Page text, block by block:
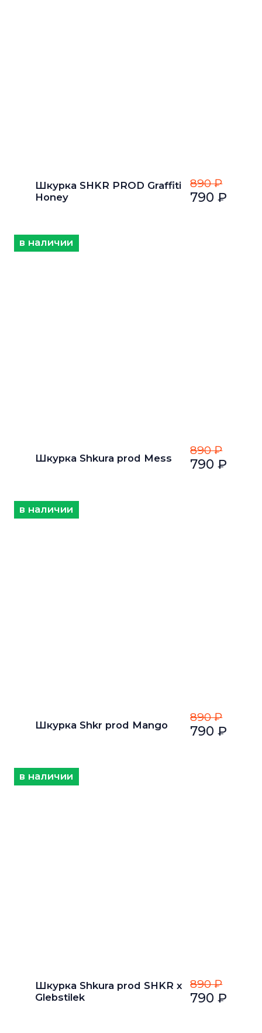
Шкурка SHKR PROD Graffiti
Honey
890 ₽
790 ₽
Шкурка Shkura prod Mess
890 ₽
790 ₽
в наличии
Шкурка Shkr prod Mango
890 ₽
790 ₽
в наличии
Шкурка Shkura prod SHKR x
Glebstilek
890 ₽
790 ₽
в наличии